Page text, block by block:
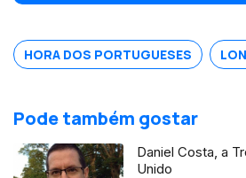
HORA DOS PORTUGUESES
Pode também gostar
Daniel Costa, a
Unido